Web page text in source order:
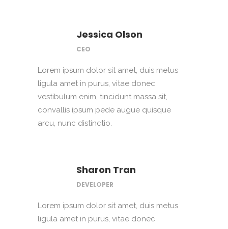
Jessica Olson
CEO
Lorem ipsum dolor sit amet, duis metus
ligula amet in purus, vitae donec
vestibulum enim, tincidunt massa sit,
convallis ipsum pede augue quisque
arcu, nunc distinctio.
Sharon Tran
DEVELOPER
Lorem ipsum dolor sit amet, duis metus
ligula amet in purus, vitae donec